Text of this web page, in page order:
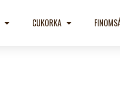
CUKORKA